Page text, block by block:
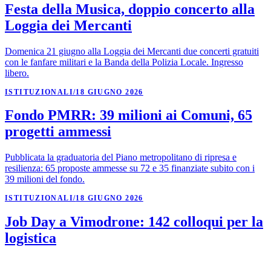
Festa della Musica, doppio concerto alla
Loggia dei Mercanti
Domenica 21 giugno alla Loggia dei Mercanti due concerti gratuiti
con le fanfare militari e la Banda della Polizia Locale. Ingresso
libero.
ISTITUZIONALI/18 GIUGNO 2026
Fondo PMRR: 39 milioni ai Comuni, 65
progetti ammessi
Pubblicata la graduatoria del Piano metropolitano di ripresa e
resilienza: 65 proposte ammesse su 72 e 35 finanziate subito con i
39 milioni del fondo.
ISTITUZIONALI /18 GIUGNO 2026
Job Day a Vimodrone: 142 colloqui per la
logistica